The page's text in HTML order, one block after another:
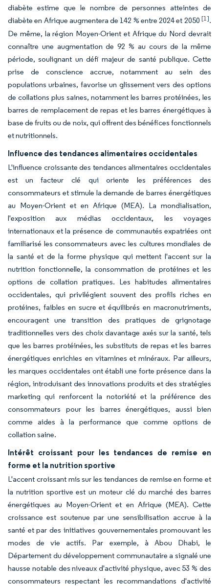
diabète estime que le nombre de personnes atteintes de
diabète en Afrique augmentera de 142 % entre 2024 et 2050 [1].
De même, la région Moyen-Orient et Afrique du Nord devrait
connaître une augmentation de 92 % au cours de la même
période, soulignant un défi majeur de santé publique. Cette
prise de conscience accrue, notamment au sein des
populations urbaines, favorise un glissement vers des options
de collations plus saines, notamment les barres protéinées, les
barres de remplacement de repas et les barres énergétiques à
base de fruits ou de noix, qui offrent des bénéfices fonctionnels
et nutritionnels.
Influence des tendances alimentaires occidentales
L'influence croissante des tendances alimentaires occidentales
est un facteur clé qui oriente les préférences des
consommateurs et stimule la demande de barres énergétiques
au Moyen-Orient et en Afrique (MEA). La mondialisation,
l'exposition aux médias occidentaux, les voyages
internationaux et la présence de communautés expatriées ont
familiarisé les consommateurs avec les cultures mondiales de
la santé et de la forme physique qui mettent l'accent sur la
nutrition fonctionnelle, la consommation de protéines et les
options de collation pratiques. Les habitudes alimentaires
occidentales, qui privilégient souvent des profils riches en
protéines, faibles en sucre et équilibrés en macronutriments,
encouragent une transition des pratiques de grignotage
traditionnelles vers des choix davantage axés sur la santé, tels
que les barres protéinées, les substituts de repas et les barres
énergétiques enrichies en vitamines et minéraux. Par ailleurs,
les marques occidentales ont établi une forte présence dans la
région, introduisant des innovations produits et des stratégies
marketing qui renforcent la notoriété et la préférence des
consommateurs pour les barres énergétiques, aussi bien
comme aides à la performance que comme options de
collation saine.
Intérêt croissant pour les tendances de remise en
forme et la nutrition sportive
L'accent croissant mis sur les tendances de remise en forme et
la nutrition sportive est un moteur clé du marché des barres
énergétiques au Moyen-Orient et en Afrique (MEA). Cette
croissance est soutenue par une sensibilisation accrue à la
santé et par des initiatives gouvernementales promouvant les
modes de vie actifs. Par exemple, à Abou Dhabi, le
Département du développement communautaire a signalé une
hausse notable des niveaux d'activité physique, avec 53 % des
consommateurs respectant les recommandations d'activité